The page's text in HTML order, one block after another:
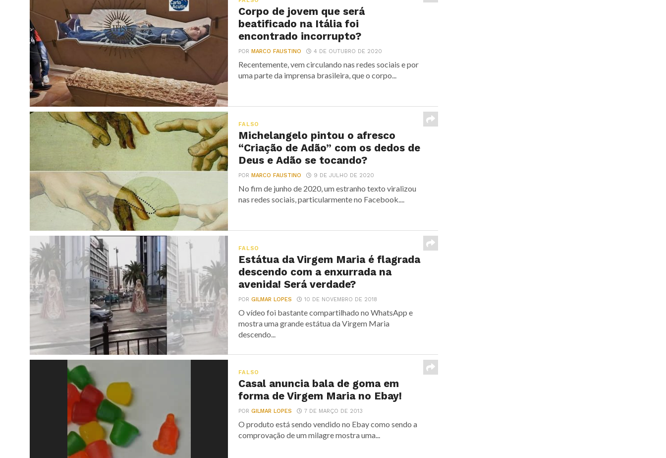
Corpo de jovem que será
beatificado na Itália foi
encontrado incorrupto?
PORMARCO FAUSTINO 4 DE OUTUBRO DE 2020
Recentemente, vem circulando nas redes sociais e por
uma parte da imprensa brasileira, que o corpo...
FALSO
Michelangelo pintou o afresco
“Criação de Adão” com os dedos de
Deus e Adão se tocando?
PORMARCO FAUSTINO 9 DE JULHO DE 2020
No fim de junho de 2020, um estranho texto viralizou
nas redes sociais, particularmente no Facebook....
FALSO
Estátua da Virgem Maria é flagrada
descendo com a enxurrada na
avenida! Será verdade?
PORGILMAR LOPES 10 DE NOVEMBRO DE 2018
O vídeo foi bastante compartilhado no WhatsApp e
mostra uma grande estátua da Virgem Maria
descendo...
FALSO
Casal anuncia bala de goma em
forma de Virgem Maria no Ebay!
PORGILMAR LOPES 7 DE MARÇO DE 2013
O produto está sendo vendido no Ebay como sendo a
comprovação de um milagre mostra uma...